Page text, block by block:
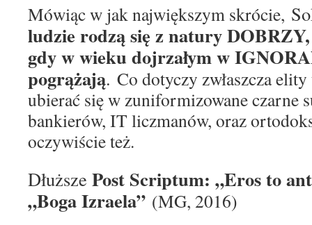
Mówiąc w jak największym skrócie,
ludzie rodzą się z natury
gdy w wieku dojrzałym w
pogrążają. Co dotyczy zwłaszczaelity
ubierać się w zuniformizowaneczarne
bankierów, IT liczmanów, oraz
oczywiścieteż.
Dłuższe Post Scriptum: „Eros to
„Boga Izraela” (MG, 2016)